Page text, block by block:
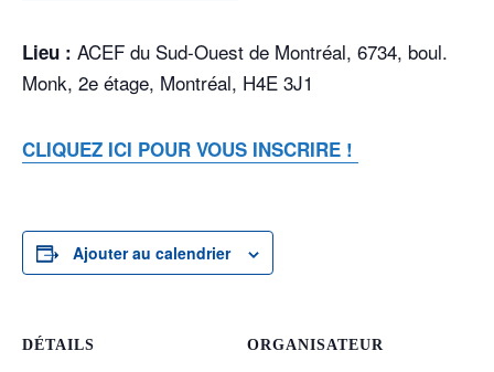
Lieu : ACEF du Sud-Ouest de Montréal, 6734, boul.
Monk, 2e étage, Montréal, H4E 3J1
CLIQUEZ ICI POUR VOUS INSCRIRE !
Ajouter au calendrier
DÉTAILS ORGANISATEUR